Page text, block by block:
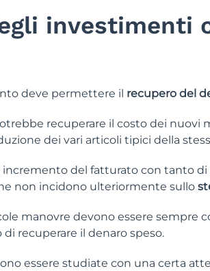
investimenti
deve permettere il recupero del
recuperare il costo dei
dei vari articoli tipici della
del fatturato con tanto
non incidono ulteriormente sullo
manovre devono essere sempre
recuperare il denaro speso.
essere studiate con una certa